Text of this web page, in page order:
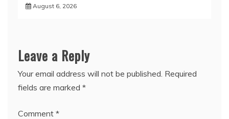
August 6, 2026
Leave a Reply
Your email address will not be published. Required
fields are marked *
Comment *